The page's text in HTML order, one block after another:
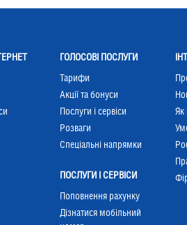
ГОЛОСОВІ ПОСЛУГИ
Тарифи
Акції та бонуси
Послуги і сервіси
Розваги
Cпеціальні напрямки
ПОСЛУГИ І СЕРВІСИ
Поповнення рахунку
Дізнатися мобільний
Як